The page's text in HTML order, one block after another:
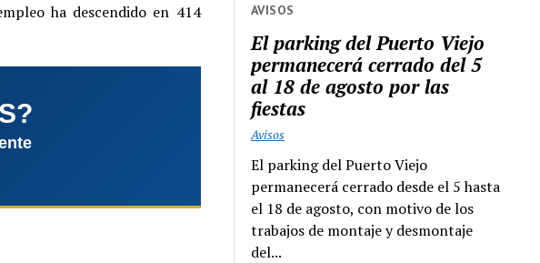
ha descendido en 414
AVISOS
El parking del Puerto Viejo
permanecerá cerrado del 5
al 18 de agosto por las
fiestas
Avisos
El parking del Puerto Viejo
permanecerá cerrado desde el 5 hasta
el 18 de agosto, con motivo de los
trabajos de montaje y desmontaje
del...